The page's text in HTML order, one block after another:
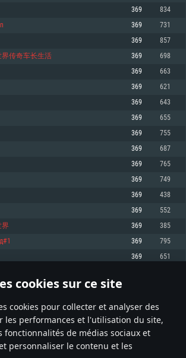
cookies sur ce site
cookies pour collecter et analyser des
les performances et l'utilisation du site,
fonctionnalités de médias sociaux et
personnaliser le contenu et les
GHz
DirectX 11: AMD Radeon 77XX / NVIDIA
minimale supportée par le jeu est de 720p
à haut débit
minimal)
570 et plus.
complet)
ou plus récent
2.2GHz (Les processeurs Intel Xeon ne sont
Pro 5200 (Mac), ou analogue AMD/Nvidia. La
par le jeu est de 720p.
à haut débit
minimal)
ou plus récent
processeurs Intel Xeon ne sont pas supportés)
Vega II ou plus avec support de Metal
complet)
64 bits les plus modernes
GHz
660 avec les derniers drivers (moins de 6 mois) /
résolution minimale supportée par le jeu est de
à haut débit
minimal)
1060 avec les derniers drivers (moins de 6 mois) /
à haut débit
complet)
369 834
369 731
369 857
界传奇车长生活 369 698
369 663
369 621
369 643
369 655
369 755
369 687
369 765
369 749
369 438
369 552
界 369 385
369 795
369 651
quotidiennement
199 200 201 300